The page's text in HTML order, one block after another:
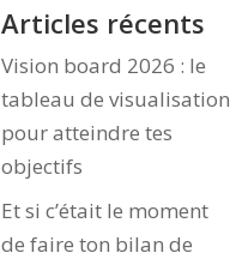
Articles récents
Vision board 2026 : le
tableau de visualisation
pour atteindre tes
objectifs
Et si c’était le moment
de faire ton bilan de